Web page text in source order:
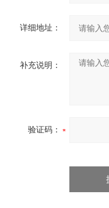
详细地址：
补充说明：
验证码：